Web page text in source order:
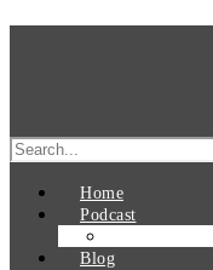
Search
for:
Home
Podcast
Blog